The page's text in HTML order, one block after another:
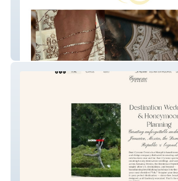
Ever Luxe Permanent Jewelry